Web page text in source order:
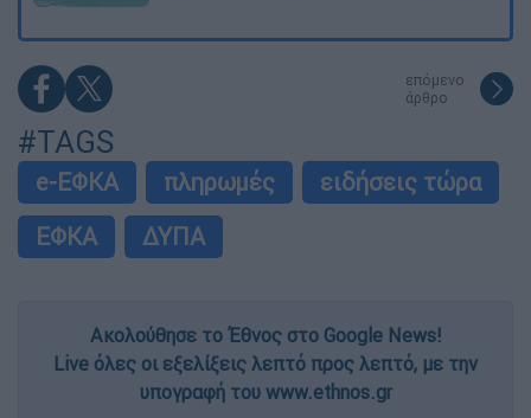
επόμενο
άρθρο
#TAGS
e-ΕΦΚΑ πληρωμές
ειδήσεις τώρα
ΕΦΚΑ
ΔΥΠΑ
Ακολούθησε το Έθνος στο Google News!
Live όλες οι εξελίξεις λεπτό προς λεπτό, με την
υπογραφή του www.ethnos.gr